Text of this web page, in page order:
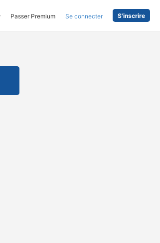
Passer Premium Se connecter S'inscrire